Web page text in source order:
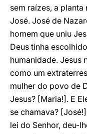
sem raízes, a planta
José. José de
homem que uniu
Deus tinha
humanidade. Jesus
como um
mulher do povo de
Jesus? [Maria!]. E
se chamava?
lei do Senhor, deu-